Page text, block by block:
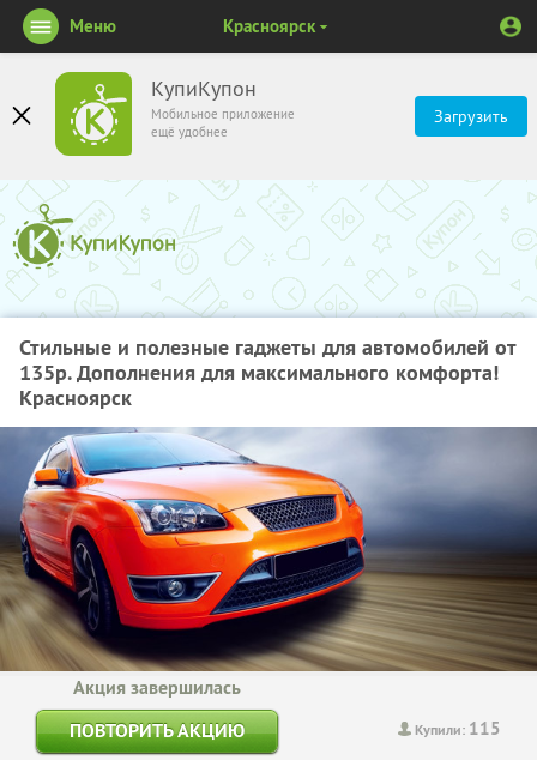
КупиКупон
Мобильное приложение
ещё удобнее
Загрузить
Меню Красноярск
Стильные и полезные гаджеты для автомобилей от
135р. Дополнения для максимального комфорта!
Красноярск
Купили: 115
Акция завершилась
ПОВТОРИТЬ АКЦИЮ